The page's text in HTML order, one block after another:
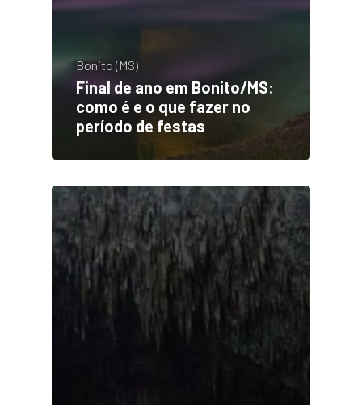
Bonito (MS)
Final de ano em Bonito/MS:
como é e o que fazer no
período de festas